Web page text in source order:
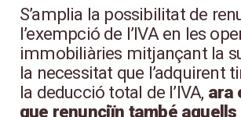
S’amplia la possibilitat de
l’exempció de l’IVA en les
immobiliàries mitjançant la
la necessitat que l’adquirent
la deducció total de l’IVA, ara
que renunciïn també